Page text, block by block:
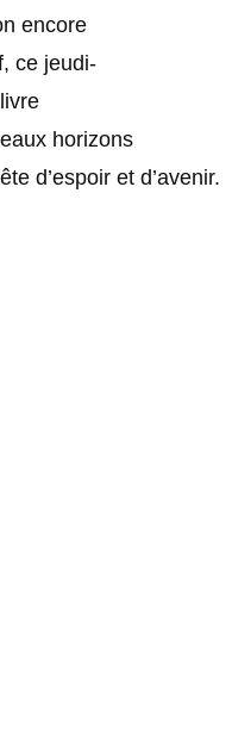
encore
ce jeudi-
horizons
d’espoir et d’avenir.